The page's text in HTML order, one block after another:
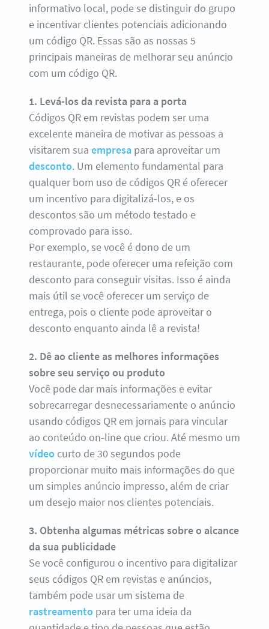
informativo local, pode se distinguir do grupo
e incentivar clientes potenciais adicionando
um código QR. Essas são as nossas 5
principais maneiras de melhorar seu anúncio
com um código QR.
1. Levá-los da revista para a porta
Códigos QR em revistas podem ser uma
excelente maneira de motivar as pessoas a
visitarem sua empresa para aproveitar um
desconto. Um elemento fundamental para
qualquer bom uso de códigos QR é oferecer
um incentivo para digitalizá-los, e os
descontos são um método testado e
comprovado para isso.
Por exemplo, se você é dono de um
restaurante, pode oferecer uma refeição com
desconto para conseguir visitas. Isso é ainda
mais útil se você oferecer um serviço de
entrega, pois o cliente pode aproveitar o
desconto enquanto ainda lê a revista!
2. Dê ao cliente as melhores informações
sobre seu serviço ou produto
Você pode dar mais informações e evitar
sobrecarregar desnecessariamente o anúncio
usando códigos QR em jornais para vincular
ao conteúdo on-line que criou. Até mesmo um
vídeo curto de 30 segundos pode
proporcionar muito mais informações do que
um simples anúncio impresso, além de criar
um desejo maior nos clientes potenciais.
3. Obtenha algumas métricas sobre o alcance
da sua publicidade
Se você configurou o incentivo para digitalizar
seus códigos QR em revistas e anúncios,
também pode usar um sistema de
rastreamento para ter uma ideia da